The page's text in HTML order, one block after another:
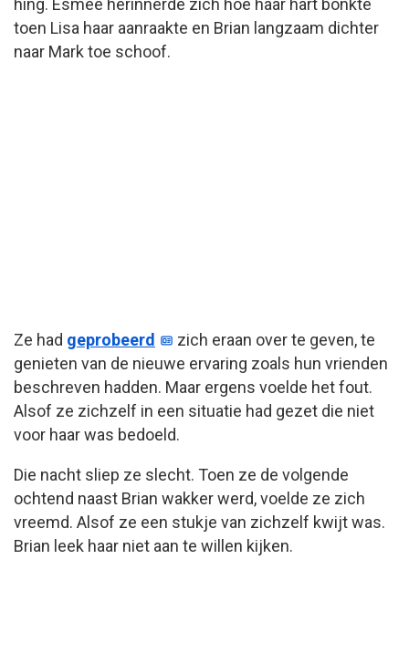
hing. Esmee herinnerde zich hoe haar hart bonkte
toen Lisa haar aanraakte en Brian langzaam dichter
naar Mark toe schoof.
Ze had geprobeerd
zich eraan over te geven, te
genieten van de nieuwe ervaring zoals hun vrienden
beschreven hadden. Maar ergens voelde het fout.
Alsof ze zichzelf in een situatie had gezet die niet
voor haar was bedoeld.
Die nacht sliep ze slecht. Toen ze de volgende
ochtend naast Brian wakker werd, voelde ze zich
vreemd. Alsof ze een stukje van zichzelf kwijt was.
Brian leek haar niet aan te willen kijken.